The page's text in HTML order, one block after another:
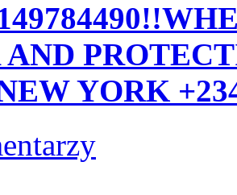
AND
YORK